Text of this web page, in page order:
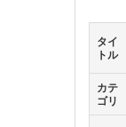
タイ
トル
カテ
ゴリ